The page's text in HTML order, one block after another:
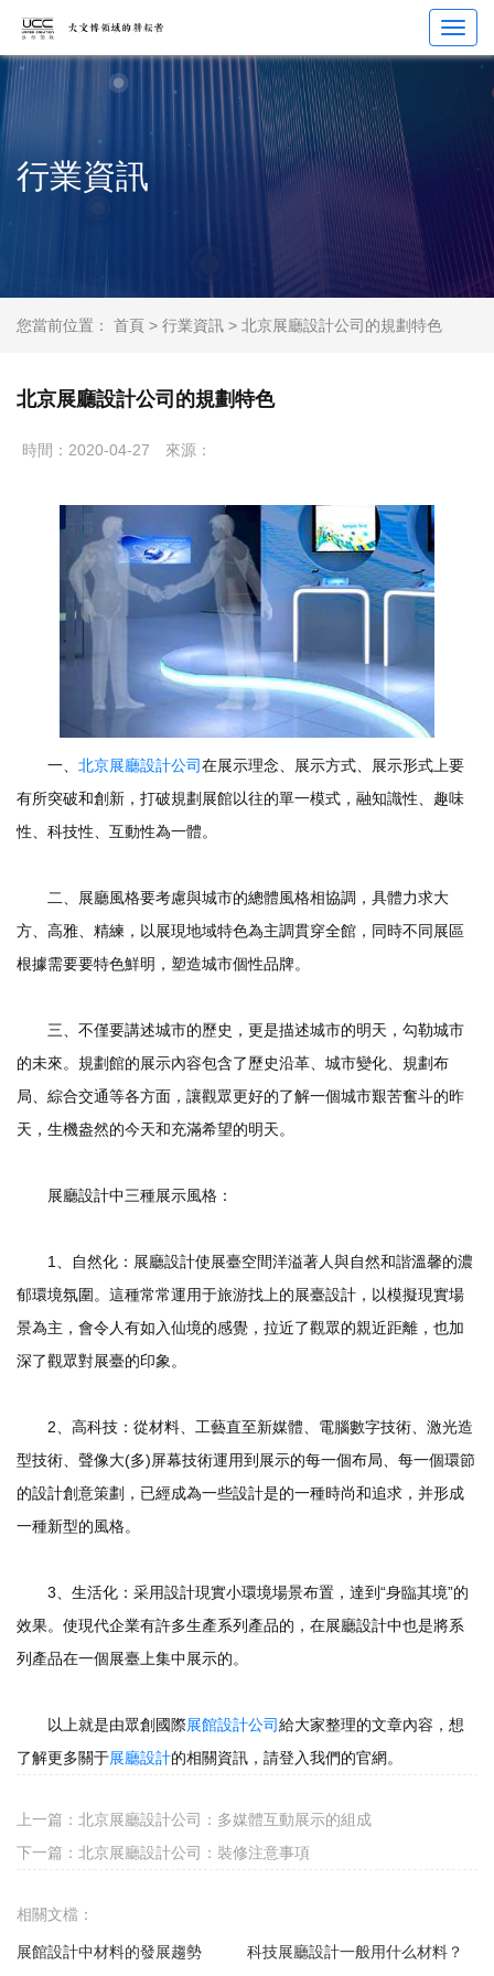
行業資訊
您當前位置： 首頁 > 行業資訊 > 北京展廳設計公司的規劃特色
北京展廳設計公司的規劃特色
時間：2020-04-27 來源：
一、 北京展廳設計公司在展示理念、展示方式、展示形式上要
有所突破和創新，打破規劃展館以往的單一模式，融知識性、趣味
性、科技性、互動性為一體。
二、展廳風格要考慮與城市的總體風格相協調，具體力求大
方、高雅、精練，以展現地域特色為主調貫穿全館，同時不同展區
根據需要要特色鮮明，塑造城市個性品牌。
三、不僅要講述城市的歷史，更是描述城市的明天，勾勒城市
的未來。規劃館的展示內容包含了歷史沿革、城市變化、規劃布
局、綜合交通等各方面，讓觀眾更好的了解一個城市艱苦奮斗的昨
天，生機盎然的今天和充滿希望的明天。
展廳設計中三種展示風格：
1、自然化：展廳設計使展臺空間洋溢著人與自然和諧溫馨的濃
郁環境氛圍。這種常常運用于旅游找上的展臺設計，以模擬現實場
景為主，會令人有如入仙境的感覺，拉近了觀眾的親近距離，也加
深了觀眾對展臺的印象。
2、高科技：從材料、工藝直至新媒體、電腦數字技術、激光造
型技術、聲像大(多)屏幕技術運用到展示的每一個布局、每一個環節
的設計創意策劃，已經成為一些設計是的一種時尚和追求，并形成
一種新型的風格。
3、生活化：采用設計現實小環境場景布置，達到“身臨其境”的
效果。使現代企業有許多生產系列產品的，在展廳設計中也是將系
列產品在一個展臺上集中展示的。
以上就是由眾創國際展館設計公司給大家整理的文章內容，想
了解更多關于展廳設計的相關資訊，請登入我們的官網。
上一篇： 北京展廳設計公司：多媒體互動展示的組成
下一篇： 北京展廳設計公司：裝修注意事項
相關文檔：
展館設計中材料的發展趨勢 科技展廳設計一般用什么材料？